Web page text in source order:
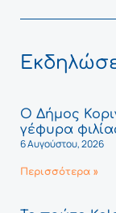
Ο Δήμος
γέφυρα
6 Αυγούστου, 2026
Περισσότερα »